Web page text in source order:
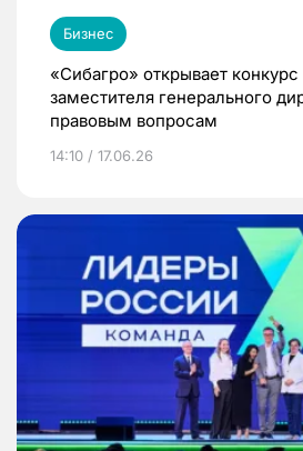
Бизнес
«Сибагро» открывает
заместителя генерального
правовым вопросам
14:10 / 17.06.26